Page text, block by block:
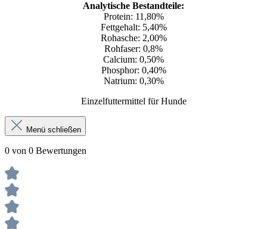
Analytische Bestandteile:
Protein: 11,80%
Fettgehalt: 5,40%
Rohasche: 2,00%
Rohfaser: 0,8%
Calcium: 0,50%
Phosphor: 0,40%
Natrium: 0,30%
Einzelfuttermittel für Hunde
Menü schließen
0 von 0 Bewertungen